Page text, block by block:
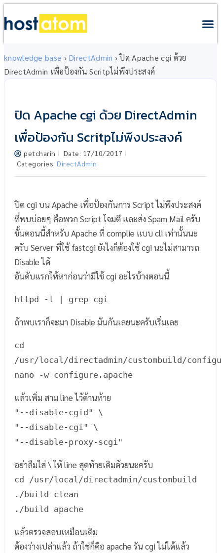
knowledge base › DirectAdmin ›ปิด Apache cgi ด้วย
DirectAdmin เพื่อป้องกัน Scritpไม่พึงประสงค์
ปิด Apache cgi ด้วย DirectAdmin
เพื่อป้องกัน Scritpไม่พึงประสงค์
petcharin Date: 17/10/2017
Categories: DirectAdmin
ปิด cgi บน Apache เพื่อป้องกันการ Script ไม่พึงประสงค์
ที่พบบ่อยๆ คือพวก Script โจมตี และส่ง Spam Mail ครับ
ขั้นตอนนี้สำหรับ Apache ที่ complie แบบ cli เท่านั้นนะ
ครับ Server ที่ใช้ fastcgi ยังไงก็ต้องใช้ cgi นะไม่สามารถ
Disable ได้
อันดับแรกให้หาก่อนว่ามีใช้ cgi อะไรบ้างตอนนี้
httpd -l | grep cgi
ถ้าพบเราก็จะมา Disable มันกันเลยนะครับเริ่มเลย
cd
/usr/local/directadmin/custombuild/
nano -w configure.apache
แล้วเพิ่ม สาม line ไว้ด้านท้าย
"--disable-cgid" \
"--disable-cgi" \
"--disable-proxy-scgi"
อย่าลืมใส่ \ ให้ line สุดท้ายเดิมด้วยนะครับ
cd /usr/local/directadmin/custombuild
./build clean
./build apache
แล้วตรวจสอบเหมือนเดิม
ต้องว่างเปล่าแล้ว ถ้าใช่ก็คือ apache รัน cgi ไม่ได้แล้ว